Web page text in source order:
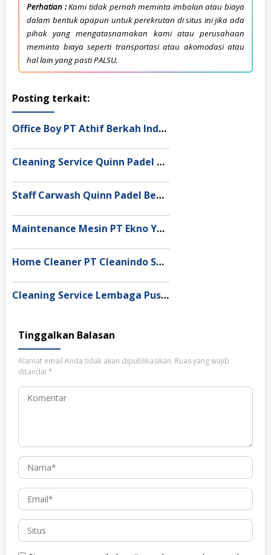
Perhatian :Kami tidak pernah meminta imbalan atau biaya
dalam bentuk apapun untuk perekrutan di situs ini jika ada
pihak yang mengatasnamakan kami atau perusahaan
meminta biaya seperti transportasi atau akomodasi atau
hal lain yang pasti PALSU.
Posting terkait:
Office Boy PT Athif Berkah Indonesia Ende
Cleaning Service Quinn Padel Bekasi
Staff Carwash Quinn Padel Bekasi
Maintenance Mesin PT Ekno Yuag Indonesia Bekasi
Home Cleaner PT Cleanindo Solusi Utama Bandar Lampung
Cleaning Service Lembaga Pusaka Indonesia Depok
Tinggalkan Balasan
Alamat email Anda tidak akan dipublikasikan. Ruas yang wajib
ditandai *